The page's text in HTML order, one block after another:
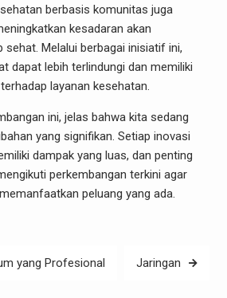
berbasis komunitas juga
kesadaran akan
sehat. Melalui berbagai inisiatif ini,
dapat lebih terlindungi dan memiliki
layanan kesehatan.
ini, jelas bahwa kita sedang
yang signifikan. Setiap inovasi
dampak yang luas, dan penting
perkembangan terkini agar
peluang yang ada.
yang Profesional Jaringan